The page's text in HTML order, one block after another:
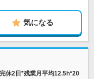
気になる
休2日*残業月平均12.5h*20